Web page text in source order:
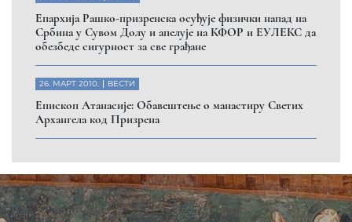
ДОНИРАЈ
Пријавите се на нашу мејл листу